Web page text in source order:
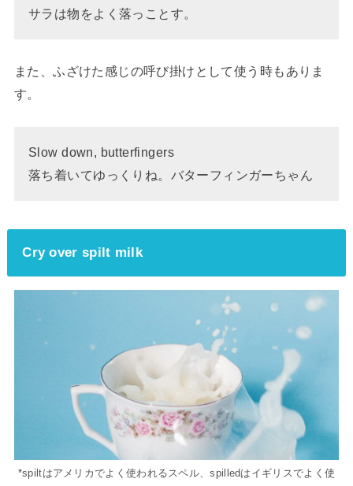
サラは物をよく落っことす。
また、ふざけた感じの呼び掛けとして使う時もありま
す。
Slow down, butterfingers
落ち着いてゆっくりね。バターフィンガーちゃん
Cry over spilt milk
*spiltはアメリカでよく使われるスペル、spilledはイギリスでよく使